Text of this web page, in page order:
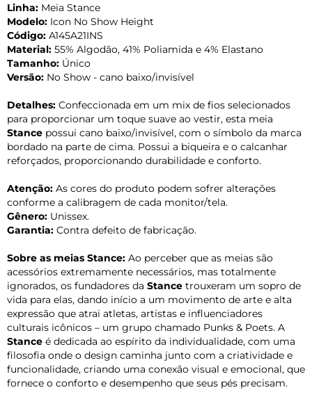
Linha: Meia Stance
Modelo: Icon No Show Height
Código: A145A21INS
Material: 55% Algodão, 41% Poliamida e 4% Elastano
Tamanho: Único
Versão: No Show - cano baixo/invisível
Detalhes: Confeccionada em um mix de fios selecionados
para proporcionar um toque suave ao vestir, esta meia
Stance possui cano baixo/invisível, com o símbolo da marca
bordado na parte de cima. Possui a biqueira e o calcanhar
reforçados, proporcionando durabilidade e conforto.
Atenção: As cores do produto podem sofrer alterações
conforme a calibragem de cada monitor/tela.
Gênero: Unissex.
Garantia: Contra defeito de fabricação.
Sobre as meias Stance: Ao perceber que as meias são
acessórios extremamente necessários, mas totalmente
ignorados, os fundadores da Stance trouxeram um sopro de
vida para elas, dando início a um movimento de arte e alta
expressão que atrai atletas, artistas e influenciadores
culturais icônicos – um grupo chamado Punks & Poets. A
Stance é dedicada ao espírito da individualidade, com uma
filosofia onde o design caminha junto com a criatividade e
funcionalidade, criando uma conexão visual e emocional, que
fornece o conforto e desempenho que seus pés precisam.